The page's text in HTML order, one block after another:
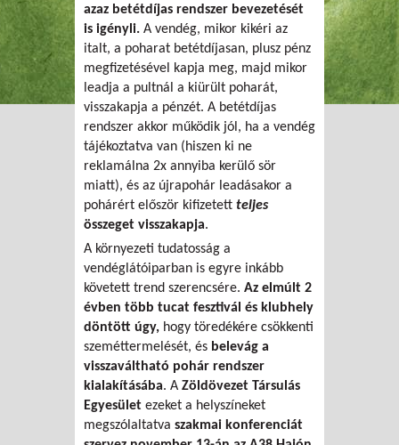
azaz betétdíjas rendszer bevezetését
is igényli. A vendég, mikor kikéri az
italt, a poharat betétdíjasan, plusz pénz
megfizetésével kapja meg, majd mikor
leadja a pultnál a kiürült poharát,
visszakapja a pénzét. A betétdíjas
rendszer akkor működik jól, ha a vendég
tájékoztatva van (hiszen ki ne
reklamálna 2x annyiba kerülő sör
miatt), és az újrapohár leadásakor a
pohárért először kifizetett teljes
összeget visszakapja.
A környezeti tudatosság a
vendéglátóiparban is egyre inkább
követett trend szerencsére. Az elmúlt 2
évben több tucat fesztivál és klubhely
döntött úgy, hogy töredékére csökkenti
szeméttermelését, és belevág a
visszaváltható pohár rendszer
kialakításába. A Zöldövezet Társulás
Egyesület ezeket a helyszíneket
megszólaltatva szakmai konferenciát